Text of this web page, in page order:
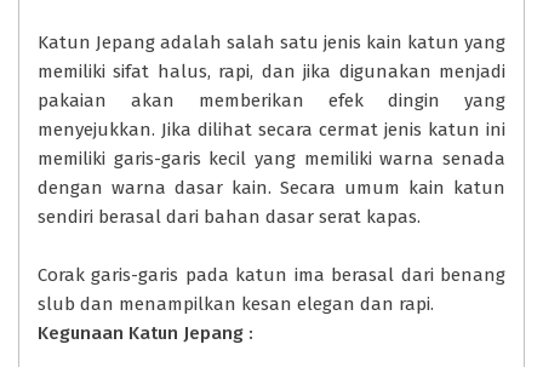
Katun Jepang adalah salah satu jenis kain katun yang
memiliki sifat halus, rapi, dan jika digunakan menjadi
pakaian akan memberikan efek dingin yang
menyejukkan. Jika dilihat secara cermat jenis katun ini
memiliki garis-garis kecil yang memiliki warna senada
dengan warna dasar kain. Secara umum kain katun
sendiri berasal dari bahan dasar serat kapas.
Corak garis-garis pada katun ima berasal dari benang
slub dan menampilkan kesan elegan dan rapi.
Kegunaan Katun Jepang :